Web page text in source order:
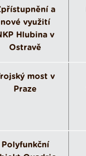
a
nové využití
Hlubina v
Ostravě
most v
Praze
Polyfunkční